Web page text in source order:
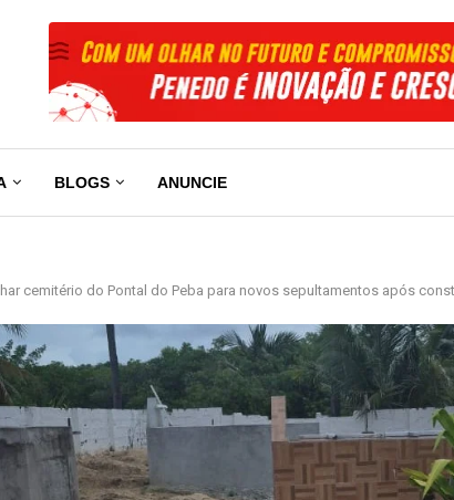
BLOGS ANUNCIE
cemitério do Pontal do Peba para novos sepultamentos após